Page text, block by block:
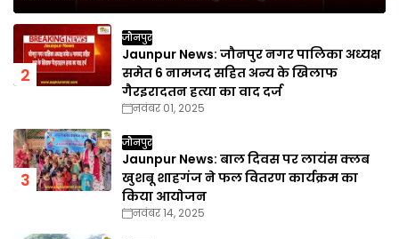
जौनपुर
Jaunpur News: जौनपुर नगर पालिका अध्यक्ष
समेत 6 नामजद सहित अन्य के खिलाफ
गैरइरादतन हत्या का वाद दर्ज
नवंबर 01, 2025
जौनपुर
Jaunpur News: बाल दिवस पर लायंस क्लब
खुशबू शाहगंज ने फल वितरण कार्यक्रम का
किया आयोजन
नवंबर 14, 2025